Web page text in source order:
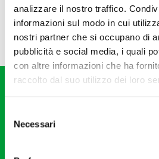
analizzare il nostro traffico.
informazioni sul modo in cui
nostri partner che si occupano di
pubblicità e social media, i quali
con altre informazioni che ha
raccolto dal suo utilizzo dei loro
delNecessari